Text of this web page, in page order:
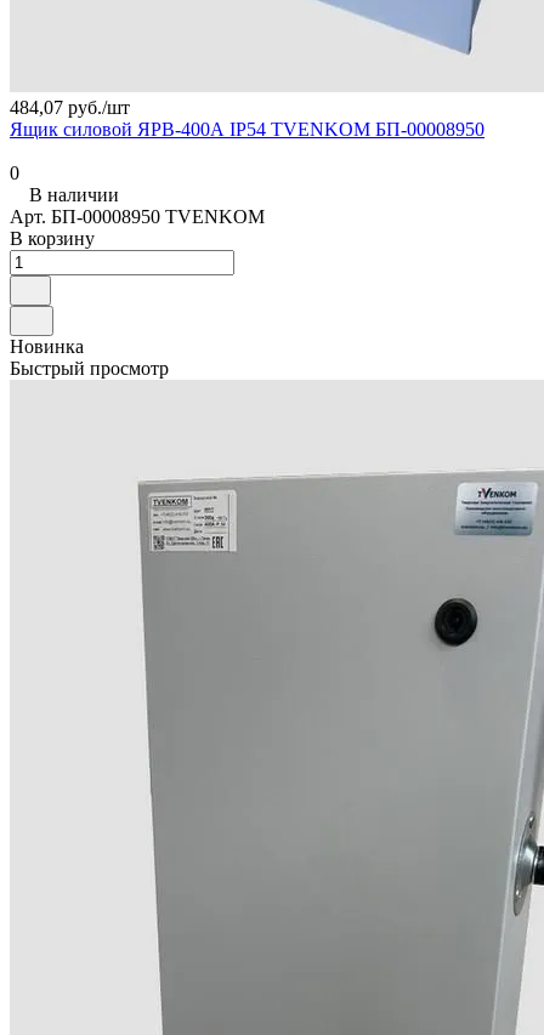
484,07 руб./шт
Ящик силовой ЯРВ-400А IP54 TVENKOM БП-00008950
0
В наличии
Арт. БП-00008950 TVENKOM
В корзину
Новинка
Быстрый просмотр